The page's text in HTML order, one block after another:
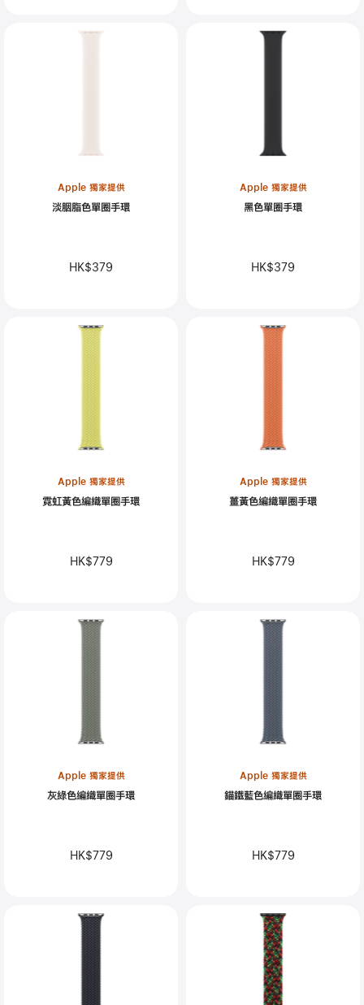
Apple 獨家提供
淡胭脂色單圈手環
HK$379
Apple 獨家提供
黑色單圈手環
HK$379
Apple 獨家提供
霓虹黃色編織單圈手環
HK$779
Apple 獨家提供
薑黃色編織單圈手環
HK$779
Apple 獨家提供
灰綠色編織單圈手環
HK$779
Apple 獨家提供
錨鐵藍色編織單圈手環
HK$779